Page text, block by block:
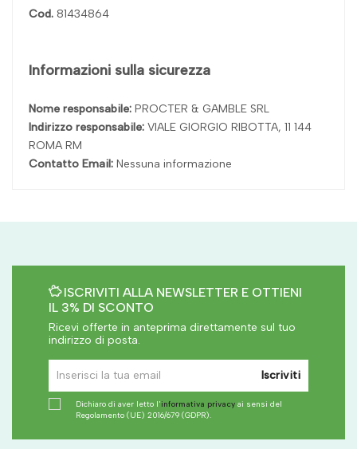
Cod. 81434864
Informazioni sulla sicurezza
Nome responsabile: PROCTER & GAMBLE SRL
Indirizzo responsabile: VIALE GIORGIO RIBOTTA, 11 144
ROMA RM
Contatto Email: Nessuna informazione
ISCRIVITI ALLA NEWSLETTER E OTTIENI
IL 3% DI SCONTO
Ricevi offerte in anteprima direttamente sul tuo
indirizzo di posta.
Iscriviti
Dichiaro di aver letto l'informativa privacy ai sensi del
Regolamento (UE) 2016/679 (GDPR).